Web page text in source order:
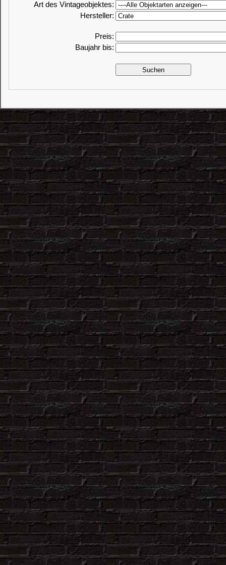
Art des Vintageobjektes:
Hersteller:
Preis:
Baujahr bis: